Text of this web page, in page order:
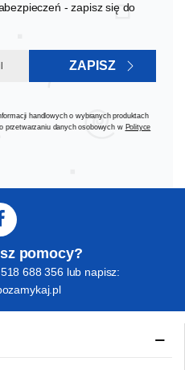
- zapisz się do
ZAPISZ
handlowych o wybranych produktach
przetwarzaniu danych osobowych w Polityce
pomocy?
688 356 lub napisz: